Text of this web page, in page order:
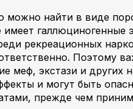
найти в виде
галлюциногенные
рекреационных
Поэтому
экстази и других
и могут быть
прежде чем